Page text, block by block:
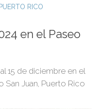
RICO
en el Paseo
15 de diciembre en el
San Juan, Puerto Rico